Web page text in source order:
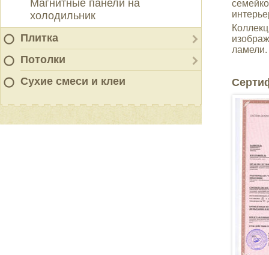
Магнитные панели на
холодильник
Плитка
Потолки
Сухие смеси и клеи